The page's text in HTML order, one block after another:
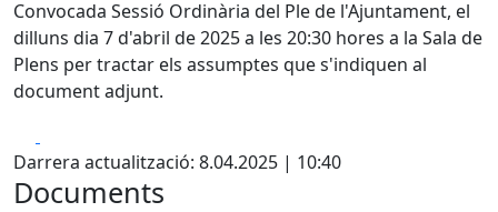
Convocada Sessió Ordinària del Ple de l'Ajuntament, el
dilluns dia 7 d'abril de 2025 a les 20:30 hores a la Sala de
Plens per tractar els assumptes que s'indiquen al
document adjunt.
Darrera actualització: 8.04.2025 | 10:40
Documents